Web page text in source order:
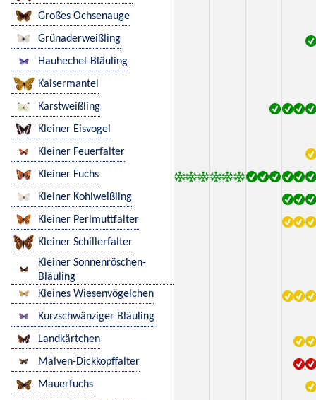
Großes Ochsenauge
Grünaderweißling
Hauhechel-Bläuling
Kaisermantel
Karstweißling
Kleiner Eisvogel
Kleiner Feuerfalter
Kleiner Fuchs
Kleiner Kohlweißling
Kleiner Perlmuttfalter
Kleiner Schillerfalter
Kleiner Sonnenröschen-
Bläuling
Kleines Wiesenvögelchen
Kurzschwänziger Bläuling
Landkärtchen
Malven-Dickkopffalter
Mauerfuchs